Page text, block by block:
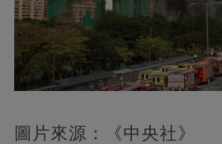
圖片來源：《中央社》